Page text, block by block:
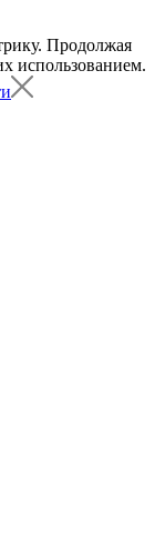
Продолжая
использованием.